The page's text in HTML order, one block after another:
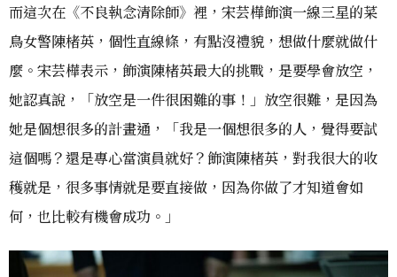
而這次在《不良執念清除師》裡，宋芸樺飾演一線三星的菜
鳥女警陳楮英，個性直線條，有點沒禮貌，想做什麼就做什
麼。宋芸樺表示，飾演陳楮英最大的挑戰，是要學會放空，
她認真說，「放空是一件很困難的事！」放空很難，是因為
她是個想很多的計畫通，「我是一個想很多的人，覺得要試
這個嗎？還是專心當演員就好？飾演陳楮英，對我很大的收
穫就是，很多事情就是要直接做，因為你做了才知道會如
何，也比較有機會成功。」